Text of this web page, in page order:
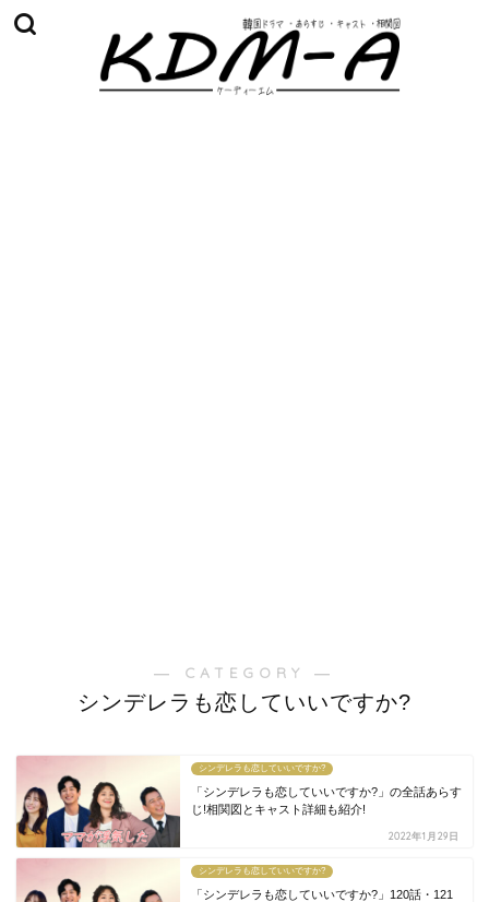
― CATEGORY ―
シンデレラも恋していいですか?
シンデレラも恋していいですか?
「シンデレラも恋していいですか?」の全話あらす
じ!相関図とキャスト詳細も紹介!
2022年1月29日
シンデレラも恋していいですか?
「シンデレラも恋していいですか?」120話・121